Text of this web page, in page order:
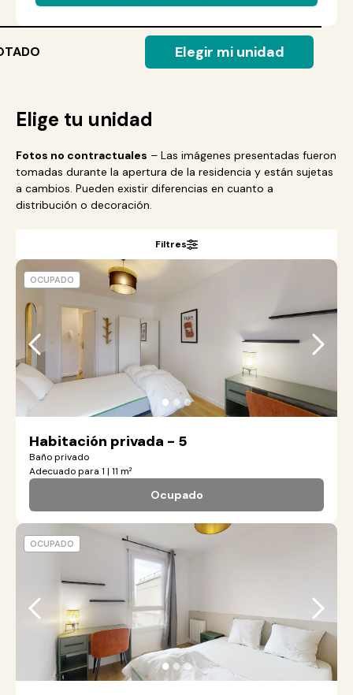
Elegir mi unidad
Elige tu unidad
Fotos no contractuales – Las imágenes presentadas fueron
tomadas durante la apertura de la residencia y están sujetas
a cambios. Pueden existir diferencias en cuanto a
distribución o decoración.
Filtres
● ●●
Habitación privada - 5
Baño privado
Adecuado para 1 | 11 m²
Ocupado
OCUPADO
●●●
OCUPADO